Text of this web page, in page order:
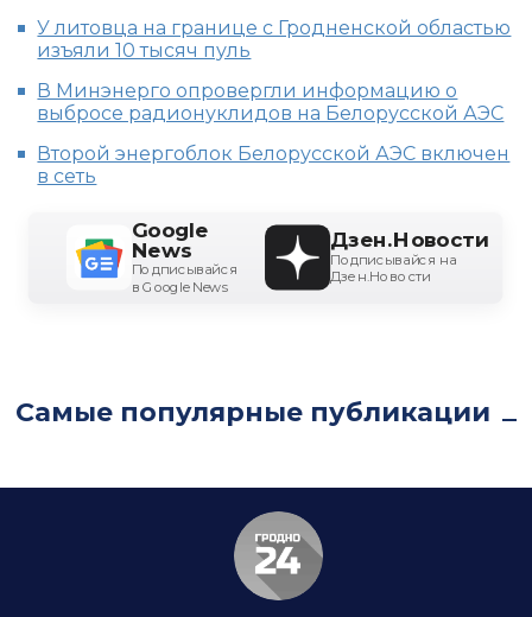
У литовца на границе с Гродненской областью
изъяли 10 тысяч пуль
В Минэнерго опровергли информацию о
выбросе радионуклидов на Белорусской АЭС
Второй энергоблок Белорусской АЭС включен
в сеть
Google
News
Подписывайся
в Google News
Дзен.Новости
Подписывайся на
Дзен.Новости
Самые популярные публикации